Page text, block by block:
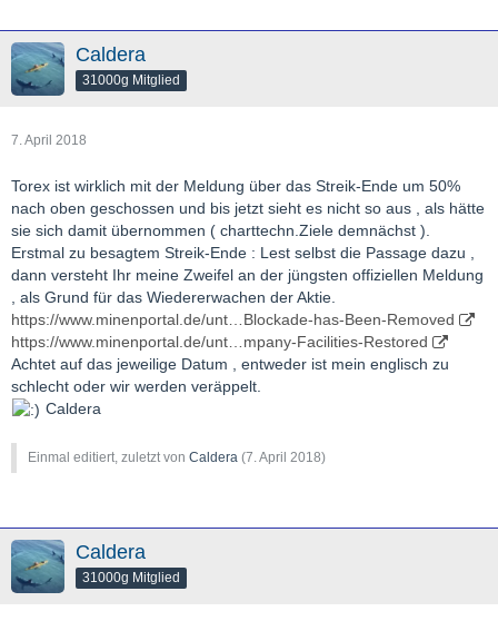
Caldera
31000g Mitglied
7. April 2018
Torex ist wirklich mit der Meldung über das Streik-Ende um 50%
nach oben geschossen und bis jetzt sieht es nicht so aus , als hätte
sie sich damit übernommen ( charttechn.Ziele demnächst ).
Erstmal zu besagtem Streik-Ende : Lest selbst die Passage dazu ,
dann versteht Ihr meine Zweifel an der jüngsten offiziellen Meldung
, als Grund für das Wiedererwachen der Aktie.
https://www.minenportal.de/unt…Blockade-has-Been-Removed
https://www.minenportal.de/unt…mpany-Facilities-Restored
Achtet auf das jeweilige Datum , entweder ist mein englisch zu
schlecht oder wir werden veräppelt.
Caldera
Einmal editiert, zuletzt von Caldera (7. April 2018)
Caldera
31000g Mitglied